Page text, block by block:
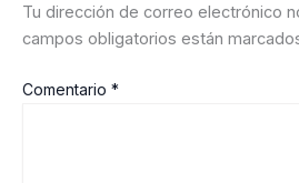
Tu dirección de correo electrónico
campos obligatorios están
Comentario *